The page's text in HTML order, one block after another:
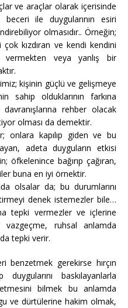
ve araçlar olarak içerisinde
ile duygularının esiri
olmasıdır.. Örneğin;
kızdıran ve kendi kendini
vermekten veya yanlış bir
kişinin güçlü ve gelişmeye
sahip olduklarının farkına
rehber olacak
olması da demektir.
onlara kapılıp giden ve bu
adeta duyguların etkisi
öfkelenince bağırıp çağıran,
buna en iyi örnektir.
olsalar da; bu durumlarını
denek istemezler bile…
tepki vermezler ve içlerine
ruhsal anlamda
tepki verir.
benzetmek gerekirse hırçın
baskılayanlarla
bilmek bu anlamda
ve dürtülerine hakim olmak,